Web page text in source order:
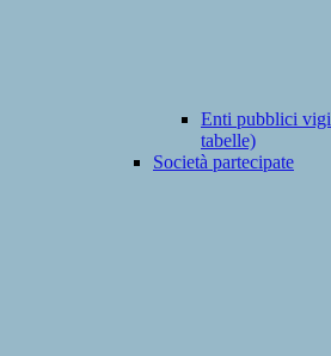
Enti pubblici
tabelle)
Società partecipate